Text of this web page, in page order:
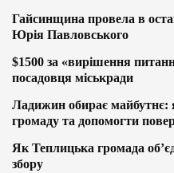
Гайсинщина провела в
Юрія Павловського
$1500 за «вирішення
посадовця міськради
Ладижин обирає майбутнє:
громаду та допомогти
Як Теплицька громада
збору